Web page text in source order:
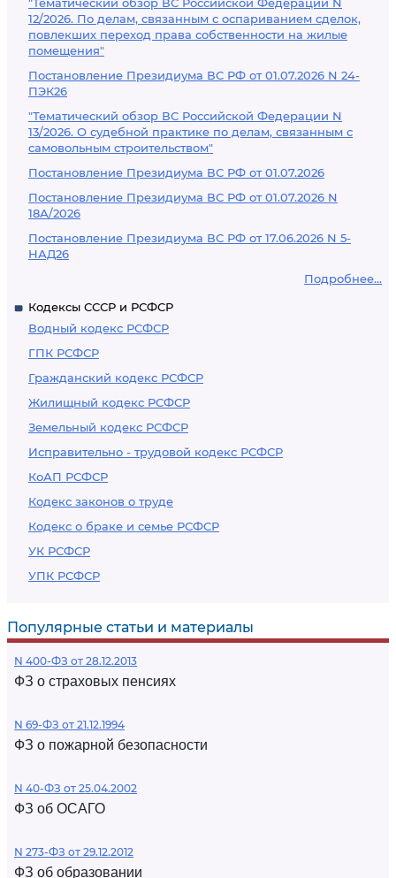
12/2026. По делам, связанным с оспариванием сделок,
повлекших переход права собственности на жилые
помещения"
Постановление Президиума ВС РФ от 01.07.2026 N 24-
ПЭК26
"Тематический обзор ВС Российской Федерации N
13/2026. О судебной практике по делам, связанным с
самовольным строительством"
Постановление Президиума ВС РФ от 01.07.2026
Постановление Президиума ВС РФ от 01.07.2026 N
18А/2026
Постановление Президиума ВС РФ от 17.06.2026 N 5-
НАД26
Подробнее...
Кодексы СССР и РСФСР
Водный кодекс РСФСР
ГПК РСФСР
Гражданский кодекс РСФСР
Жилищный кодекс РСФСР
Земельный кодекс РСФСР
Исправительно - трудовой кодекс РСФСР
КоАП РСФСР
Кодекс законов о труде
Кодекс о браке и семье РСФСР
УК РСФСР
УПК РСФСР
Популярные статьи и материалы
N 400-ФЗ от 28.12.2013
ФЗ о страховых пенсиях
N 69-ФЗ от 21.12.1994
ФЗ о пожарной безопасности
N 40-ФЗ от 25.04.2002
ФЗ об ОСАГО
N 273-ФЗ от 29.12.2012
ФЗ об образовании